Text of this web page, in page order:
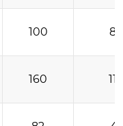
100 80
160